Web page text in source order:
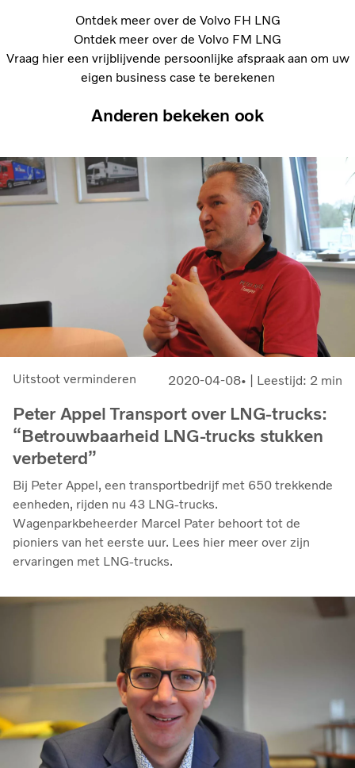
Ontdek meer over de Volvo FH LNG
Ontdek meer over de Volvo FM LNG
Vraag hier een vrijblijvende persoonlijke afspraak aan om uw
eigen business case te berekenen
Anderen bekeken ook
Uitstoot verminderen 2020-04-08 | Leestijd: 2 min
Peter Appel Transport over LNG-trucks:
“Betrouwbaarheid LNG-trucks stukken
verbeterd”
Bij Peter Appel, een transportbedrijf met 650 trekkende
eenheden, rijden nu 43 LNG-trucks.
Wagenparkbeheerder Marcel Pater behoort tot de
pioniers van het eerste uur. Lees hier meer over zijn
ervaringen met LNG-trucks.